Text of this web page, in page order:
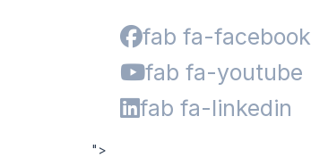
fab fa-facebook
fab fa-youtube
fab fa-linkedin
">